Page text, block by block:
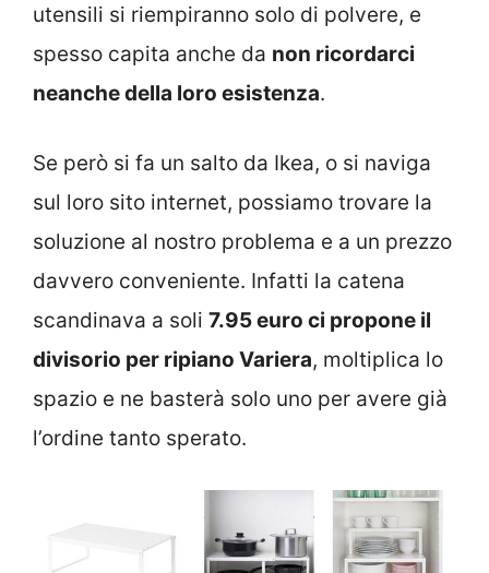
utensili si riempiranno solo di polvere, e
spesso capita anche da non ricordarci
neanche della loro esistenza.
Se però si fa un salto da Ikea, o si naviga
sul loro sito internet, possiamo trovare la
soluzione al nostro problema e a un prezzo
davvero conveniente. Infatti la catena
scandinava a soli 7.95 euro ci propone il
divisorio per ripiano Variera, moltiplica lo
spazio e ne basterà solo uno per avere già
l’ordine tanto sperato.